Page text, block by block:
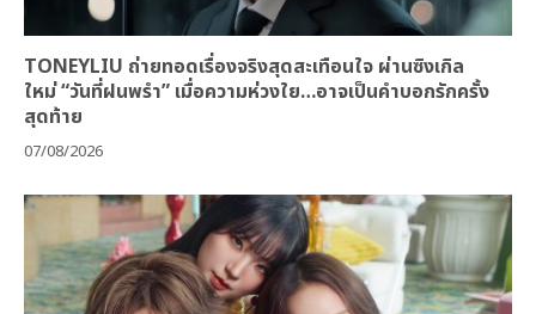
TONEYLIU ถ่ายทอดเรื่องจริงสุดสะเทือนใจ ผ่านซิงเกิล
ใหม่ “วันที่ฝนพรำ” เมื่อความห่วงใย…อาจเป็นคำบอกรักครั้ง
สุดท้าย
07/08/2026